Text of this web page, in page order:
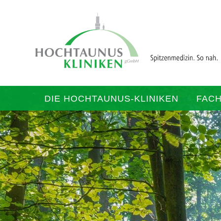
DIE HOCHTAUNUS-KLINIKEN